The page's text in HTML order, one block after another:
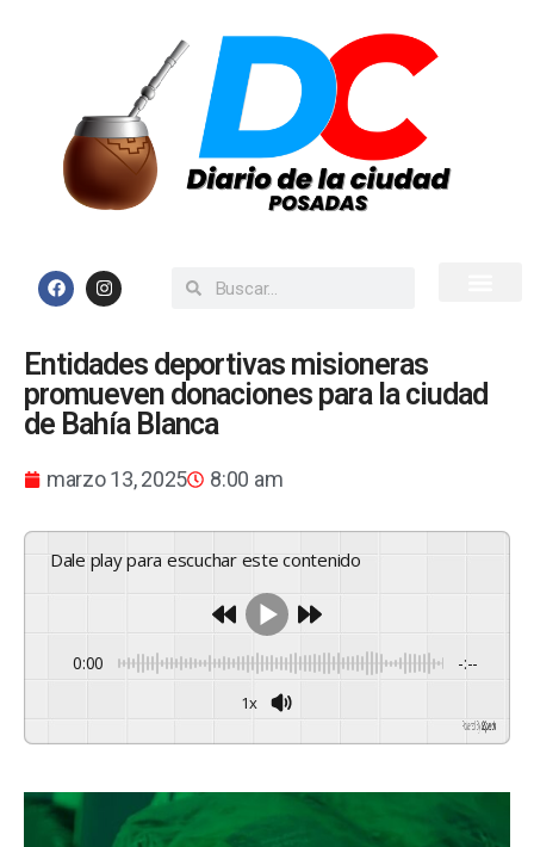
Entidades deportivas misioneras
promueven donaciones para la ciudad
de Bahía Blanca
marzo 13, 2025 8:00 am
Dale play para escuchar este contenido
0:00 -:--
1x
GSpeech